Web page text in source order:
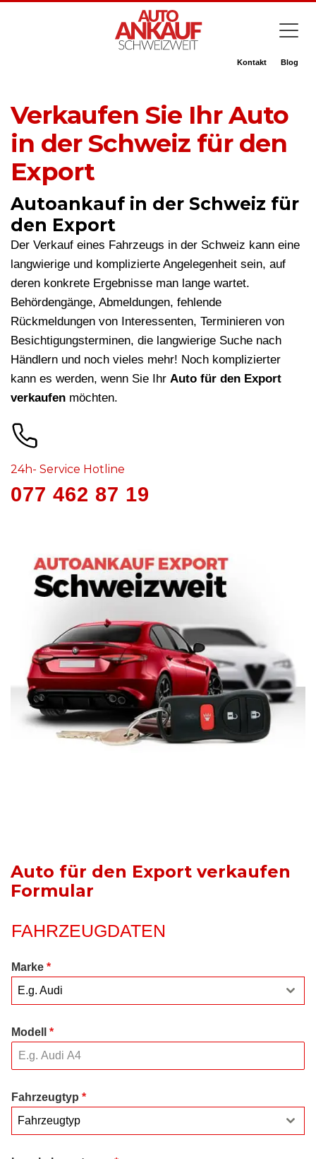
Kontakt Blog
Verkaufen Sie Ihr Auto
in der Schweiz für den
Export
Autoankauf in der Schweiz für
den Export
Der Verkauf eines Fahrzeugs in der Schweiz kann eine
langwierige und komplizierte Angelegenheit sein, auf
deren konkrete Ergebnisse man lange wartet.
Behördengänge, Abmeldungen, fehlende
Rückmeldungen von Interessenten, Terminieren von
Besichtigungsterminen, die langwierige Suche nach
Händlern und noch vieles mehr! Noch komplizierter
kann es werden, wenn Sie Ihr Auto für den Export
verkaufen möchten.
24h- Service Hotline
077 462 87 19
Auto für den Export verkaufen
Formular
FAHRZEUGDATEN
Marke *
E.g. Audi
Modell *
Fahrzeugtyp *
Fahrzeugtyp